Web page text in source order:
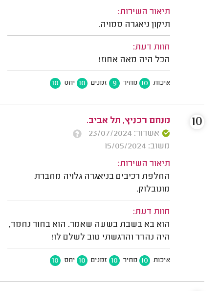
תיאור השירות:
תיקון ניאגרה סמויה.
חוות דעת:
הכל היה מאה אחוז!
איכות 10 מחיר 9 זמנים 10 יחס 10
מנחם רכניץ, תל אביב.
אשרור: 23/07/2024
משוב: 15/05/2024
תיאור השירות:
החלפת רכיבים בניאגרה גלויה מחברת
מונובלוק.
חוות דעת:
הוא בא בשבת בשעה שאמר. הוא בחור נחמד,
היה נהדר והרגשתי טוב לשלם לו!
איכות 10 מחיר 10 זמנים 10 יחס 10
10